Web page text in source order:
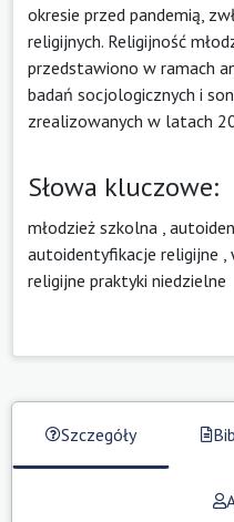
okresie przed pandemią,
religijnych. Religijność
przedstawiono w ramach
badań socjologicznych i
zrealizowanych w latach
Słowa kluczowe:
młodzież szkolna
autoidentyfikacje religijne
religijne praktyki niedzielne
Szczegóły